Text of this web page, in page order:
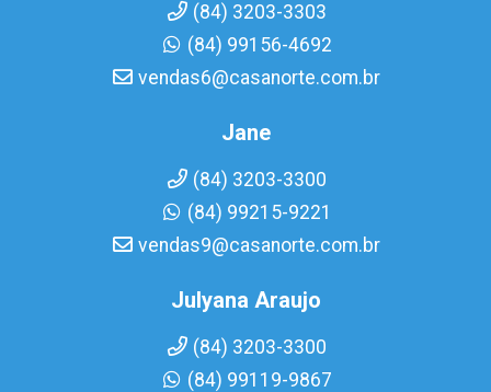
(84) 3203-3303
(84) 99156-4692
vendas6@casanorte.com.br
Jane
(84) 3203-3300
(84) 99215-9221
vendas9@casanorte.com.br
Julyana Araujo
(84) 3203-3300
(84) 99119-9867